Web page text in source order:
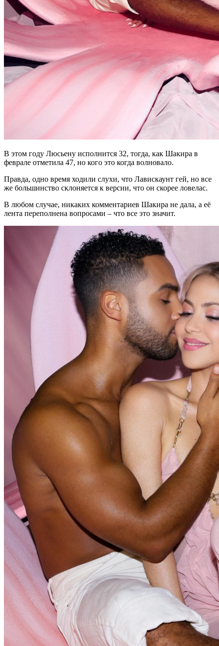
В этом году Люсьену исполнится 32, тогда, как Шакира в
феврале отметила 47, но кого это когда волновало.
Правда, одно время ходили слухи, что Лавискаунт гей, но все
же большинство склоняется к версии, что он скорее ловелас.
В любом случае, никаких комментариев Шакира не дала, а её
лента переполнена вопросами – что все это значит.